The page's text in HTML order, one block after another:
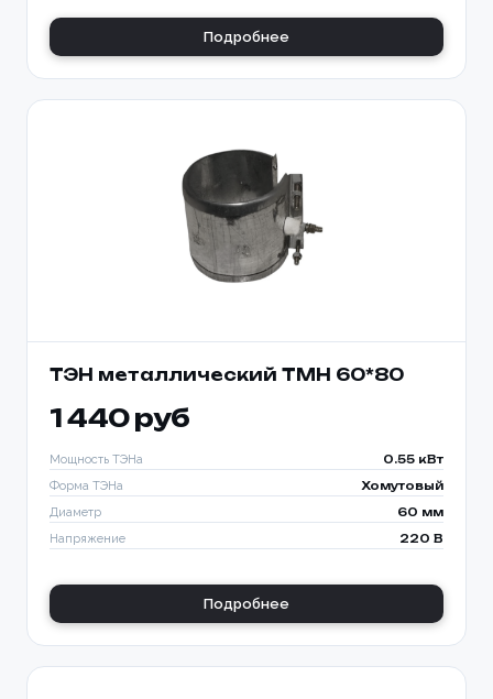
Подробнее
ТЭН металлический TMH 60*80
1 440 руб
Мощность ТЭНа 0.55 кВт
Форма ТЭНа Хомутовый
Диаметр 60 мм
Напряжение 220 В
Подробнее